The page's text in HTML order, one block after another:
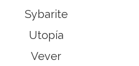
Sybarite
Utopía
Vever